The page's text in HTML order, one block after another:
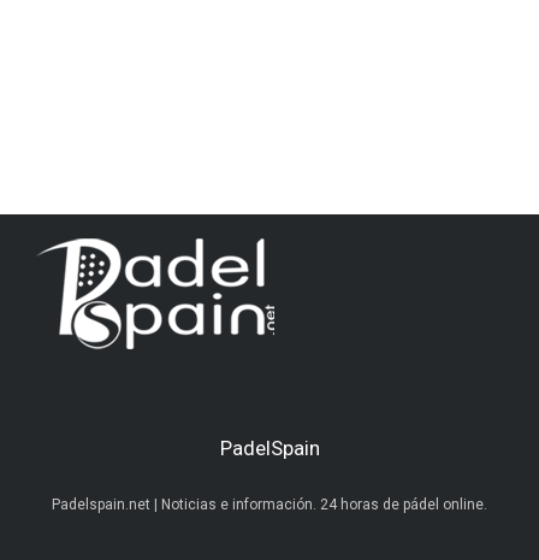
PadelSpain
Padelspain.net | Noticias e información. 24 horas de pádel online.